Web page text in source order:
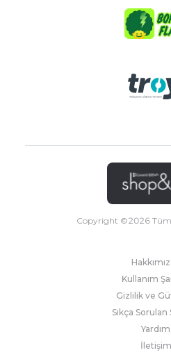
Copyright ©2026Tüm
Kullanım
Gizlilik ve
Sıkça
Yardım
İletişim